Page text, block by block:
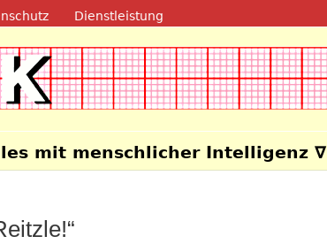
Direkt zum Inhalt
Dienstleistung
mit menschlicher Intelligenz ∇